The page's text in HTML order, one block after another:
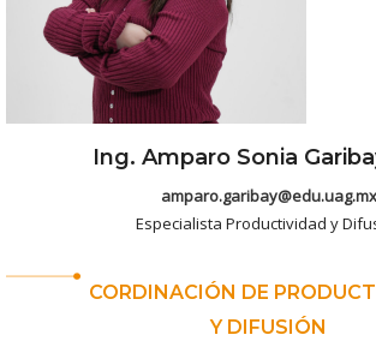
Ing. Amparo Sonia
amparo.garibay@edu.uag.mx
Especialista Productividad y
CORDINACIÓN DE
Y DIFUSIÓN